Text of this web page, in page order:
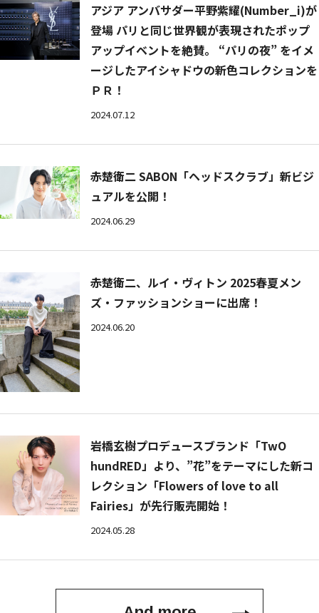
アジア アンバサダー平野紫耀(Number_i)が
登場 パリと同じ世界観が表現されたポップ
アップイベントを絶賛。 “パリの夜” をイメ
ージしたアイシャドウの新色コレクションを
ＰＲ！
2024.07.12
赤楚衛二 SABON「ヘッドスクラブ」新ビジ
ュアルを公開！
2024.06.29
赤楚衛二、ルイ・ヴィトン 2025春夏メン
ズ・ファッションショーに出席！
2024.06.20
岩橋玄樹プロデュースブランド「TwO
hundRED」より、”花”をテーマにした新コ
レクション「Flowers of love to all
Fairies」が先行販売開始！
2024.05.28